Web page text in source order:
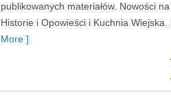
publikowanych materiałów. Nowości
Historie i Opowieści i Kuchnia Wiejska.
More ]